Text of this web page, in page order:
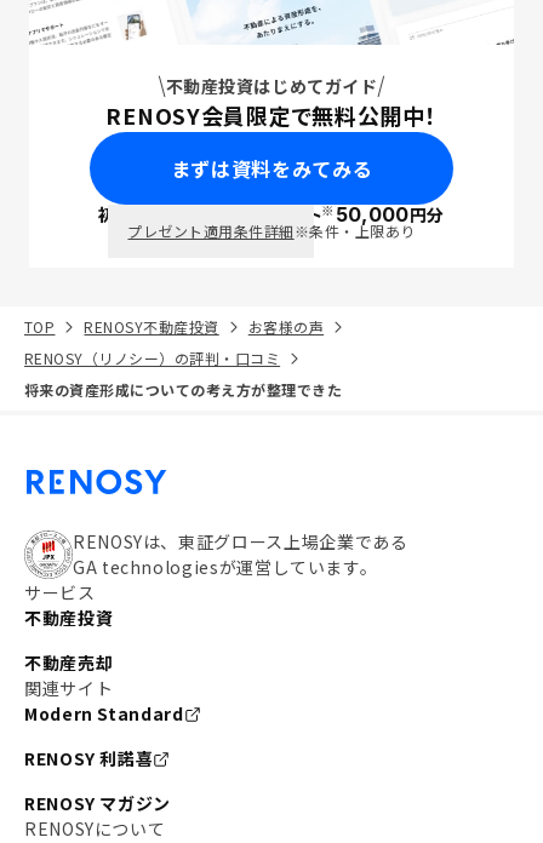
不動産投資はじめてガイド
RENOSY会員限定で無料公開中！
まずは資料をみてみる
初回面談で ポイント※50,000円分
プレゼント適用条件詳細※条件・上限あり
TOP RENOSY不動産投資
お客様の声
RENOSY（リノシー）の評判・口コミ
将来の資産形成についての考え方が整理できた
RENOSYは、東証グロース上場企業である
GA technologiesが運営しています。
サービス
不動産投資
不動産売却
関連サイト
Modern Standard
RENOSY 利諾喜
RENOSY マガジン
RENOSYについて